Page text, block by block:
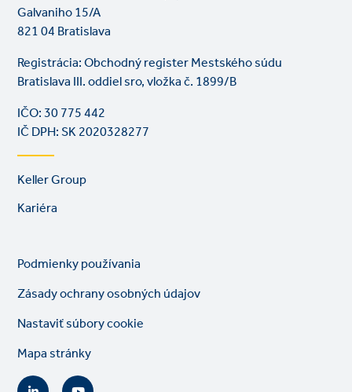
Galvaniho 15/A
821 04 Bratislava
Registrácia: Obchodný register Mestského súdu
Bratislava III. oddiel sro, vložka č. 1899/B
IČO: 30 775 442
IČ DPH: SK 2020328277
Footer
links
Keller Group
Kariéra
Legal
Podmienky používania
Zásady ochrany osobných údajov
Nastaviť súbory cookie
Mapa stránky